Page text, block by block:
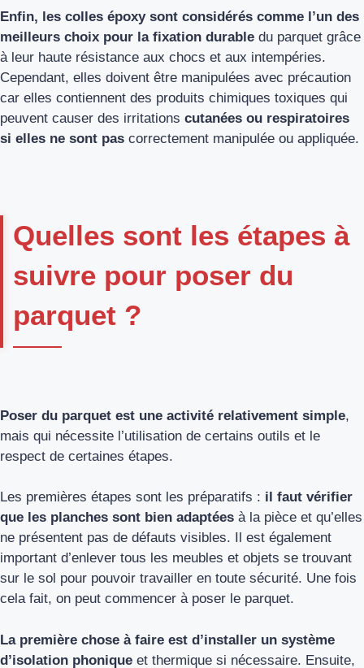
Enfin, les colles époxy sont considérés comme l’un des
meilleurs choix pour la fixation durable du parquet grâce
à leur haute résistance aux chocs et aux intempéries.
Cependant, elles doivent être manipulées avec précaution
car elles contiennent des produits chimiques toxiques qui
peuvent causer des irritations cutanées ou respiratoires
si elles ne sont pas correctement manipulée ou appliquée.
Quelles sont les étapes à
suivre pour poser du
parquet ?
Poser du parquet est une activité relativement simple,
mais qui nécessite l’utilisation de certains outils et le
respect de certaines étapes.
Les premières étapes sont les préparatifs : il faut vérifier
que les planches sont bien adaptées à la pièce et qu’elles
ne présentent pas de défauts visibles. Il est également
important d’enlever tous les meubles et objets se trouvant
sur le sol pour pouvoir travailler en toute sécurité. Une fois
cela fait, on peut commencer à poser le parquet.
La première chose à faire est d’installer un système
d’isolation phonique et thermique si nécessaire. Ensuite,